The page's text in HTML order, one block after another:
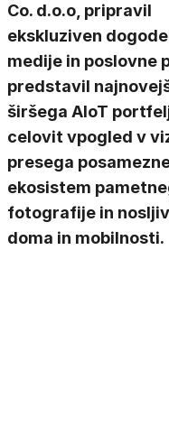
Co. d.o.o, pripravil
ekskluziven
medije in poslovne
predstavil
širšega AIoT
celovit vpogled v
presega
ekosistem
fotografije in
doma in mobilnosti.